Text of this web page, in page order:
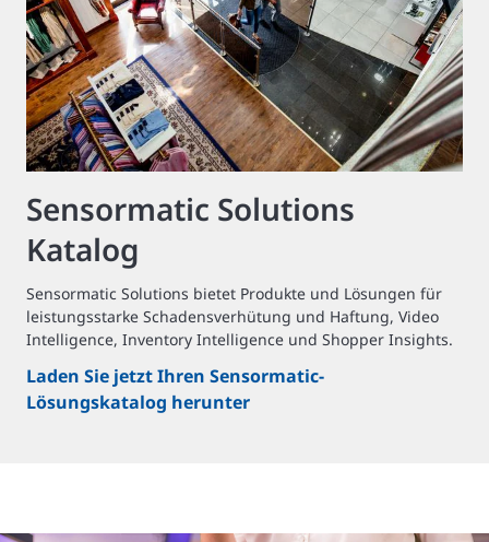
Sensormatic Solutions
Katalog
Sensormatic Solutions bietet Produkte und Lösungen für
leistungsstarke Schadensverhütung und Haftung, Video
Intelligence, Inventory Intelligence und Shopper Insights.
Laden Sie jetzt Ihren Sensormatic-
Lösungskatalog herunter